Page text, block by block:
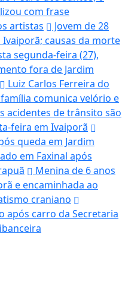
com frase
artistas
Jovem de 28
causas da morte
segunda-feira (27),
fora de Jardim
Luiz Carlos Ferreira do
comunica velório e
acidentes de trânsito são
feira em Ivaiporã
queda em Jardim
em Faxinal após
Menina de 6 anos
e encaminhada ao
craniano
após carro da Secretaria